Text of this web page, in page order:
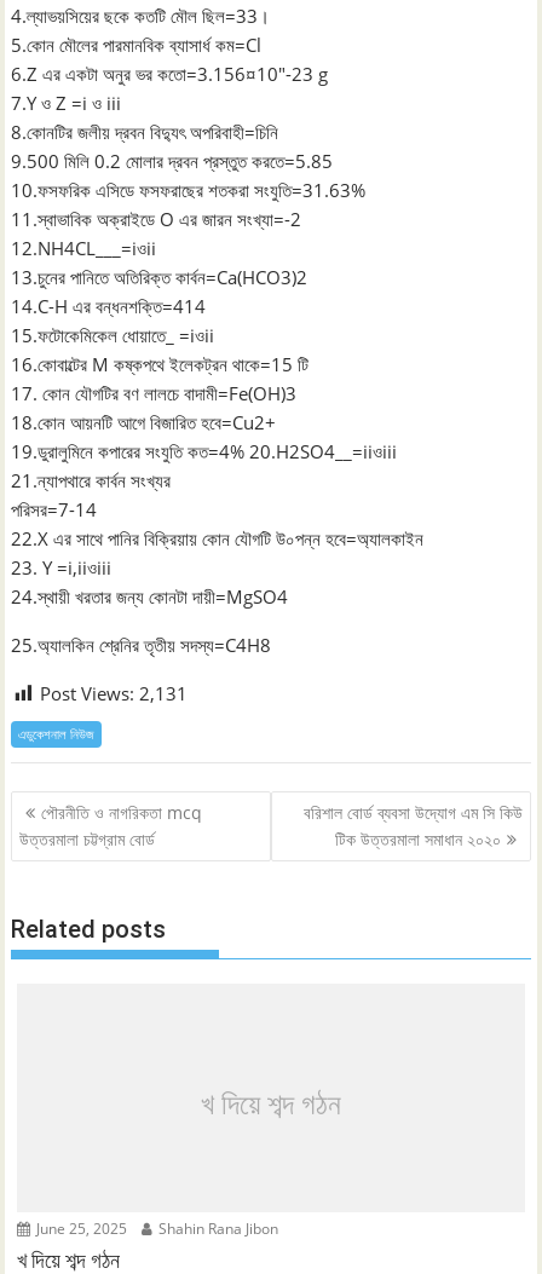
4.ল্যাভয়সিয়ের ছকে কতটি মৌল ছিল=33।
5.কোন মৌলের পারমানবিক ব্যাসার্ধ কম=Cl
6.Z এর একটা অনুর ভর কতো=3.156¤10″-23 g
7.Y ও Z =i ও iii
8.কোনটির জলীয় দ্রবন বিদ্যুৎ অপরিবাহী=চিনি
9.500 মিলি 0.2 মোলার দ্রবন প্রস্তুত করতে=5.85
10.ফসফরিক এসিডে ফসফরাছের শতকরা সংযুতি=31.63%
11.স্বাভাবিক অক্রাইডে O এর জারন সংখ্যা=-2
12.NH4CL___=iওii
13.চুনের পানিতে অতিরিক্ত কার্বন=Ca(HCO3)2
14.C-H এর বন্ধনশক্তি=414
15.ফটোকেমিকেল ধোয়াতে_ =iওii
16.কোবাল্টের M কষ্কপথে ইলেকট্রন থাকে=15 টি
17. কোন যৌগটির বণ লালচে বাদামী=Fe(OH)3
18.কোন আয়নটি আগে বিজারিত হবে=Cu2+
19.ডুরালুমিনে কপারের সংযুতি কত=4% 20.H2SO4__=iiওiii
21.ন্যাপথারে কার্বন সংখ্যর
পরিসর=7-14
22.X এর সাথে পানির বিক্রিয়ায় কোন যৌগটি উ০পন্ন হবে=অ্যালকাইন
23. Y =i,iiওiii
24.স্থায়ী খরতার জন্য কোনটা দায়ী=MgSO4
25.অ্যালকিন শ্রেনির তৃতীয় সদস্য=C4H8
Post Views: 2,131
এডুকেশনাল নিউজ
Post
navigation
পৌরনীতি ও নাগরিকতা mcq
উত্তরমালা চট্টগ্রাম বোর্ড
বরিশাল বোর্ড ব্যবসা উদ্যোগ এম সি কিউ
টিক উত্তরমালা সমাধান ২০২০
Related posts
খ দিয়ে শব্দ গঠন
June 25, 2025 Shahin Rana Jibon
খ দিয়ে শব্দ গঠন